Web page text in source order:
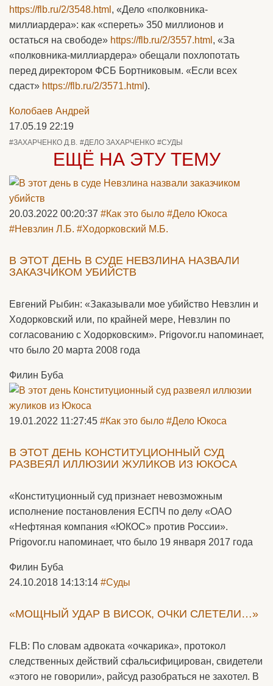
https://flb.ru/2/3548.html , «Дело «полковника-
миллиардера»: как «спереть» 350 миллионов и
остаться на свободе» https://flb.ru/2/3557.html , «За
«полковника-миллиардера» обещали похлопотать
перед директором ФСБ Бортниковым. «Если всех
сдаст» https://flb.ru/2/3571.html ).
Колобаев Андрей
17.05.19 22:19
#ЗАХАРЧЕНКО Д.В. #ДЕЛО ЗАХАРЧЕНКО #СУДЫ
ЕЩЁ НА ЭТУ ТЕМУ
20.03.2022 00:20:37 #Как это было #Дело Юкоса
#Невзлин Л.Б. #Ходорковский М.Б.
В ЭТОТ ДЕНЬ В СУДЕ НЕВЗЛИНА НАЗВАЛИ
ЗАКАЗЧИКОМ УБИЙСТВ
Евгений Рыбин: «Заказывали мое убийство Невзлин и
Ходорковский или, по крайней мере, Невзлин по
согласованию с Ходорковским». Prigovor.ru напоминает,
что было 20 марта 2008 года
Филин Буба
19.01.2022 11:27:45 #Как это было #Дело Юкоса
В ЭТОТ ДЕНЬ КОНСТИТУЦИОННЫЙ СУД
РАЗВЕЯЛ ИЛЛЮЗИИ ЖУЛИКОВ ИЗ ЮКОСА
«Конституционный суд признает невозможным
исполнение постановления ЕСПЧ по делу «ОАО
«Нефтяная компания «ЮКОС» против России».
Prigovor.ru напоминает, что было 19 января 2017 года
Филин Буба
24.10.2018 14:13:14 #Суды
«МОЩНЫЙ УДАР В ВИСОК, ОЧКИ СЛЕТЕЛИ…»
FLB: По словам адвоката «очкарика», протокол
следственных действий сфальсифицирован, свидетели
«этого не говорили», райсуд разобраться не захотел. В